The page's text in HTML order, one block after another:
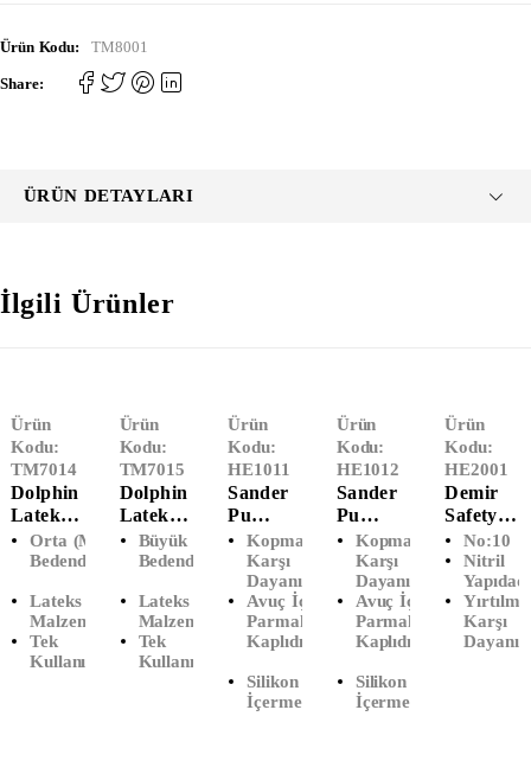
Ürün Kodu: TM8001
Share:
ÜRÜN DETAYLARI
İlgili Ürünler
Ürün
Kodu:
TM7014
Dolphin
Lateks
Pudralı
Muayen
Eldiveni
(M-
Orta)
Orta (M)
Bedendir
Lateks
Malzemedir
Tek
Kullanımlıktır
Ürün
Kodu:
TM7015
Dolphin
Lateks
Pudralı
Muayen
Eldiveni
(L-
Büyük)
Büyük (L)
Bedendir
Lateks
Malzemedir
Tek
Kullanımlıktır
Ürün
Kodu:
HE1011
Sander
Pu
Montaj
Eldiveni
(No:9)
Kopmaya
Karşı
Dayanıklıdır.
Avuç İçi Ve
Parmaklar
Kaplıdır.
Silikon
İçermez.
Ürün
Kodu:
HE1012
Sander
Pu
Montaj
Eldiveni
(No:10)
Kopmaya
Karşı
Dayanıklıdır.
Avuç İçi Ve
Parmaklar
Kaplıdır.
Silikon
İçermez.
Ürün
Kodu:
HE2001
Demir
Safety
Nitril
Eldiven
Kırmızı-
Siyah
(No:10)
No:10
Nitril
Karşı